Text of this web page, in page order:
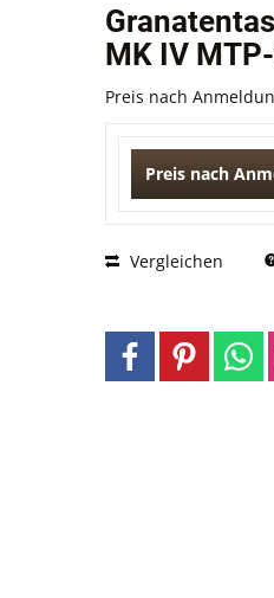
MK IV
Preis nach
Preis nach
Vergleichen